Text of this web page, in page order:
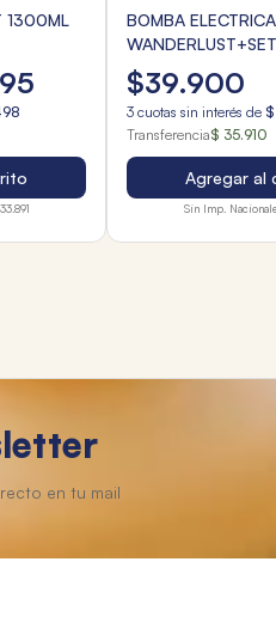
1300ML
BOMBA ELECTRICA
GUARDA ROPA AL
$39.900
3 cuotas sin interés de $
Transferencia$ 35.910
Agregar al
Sin Imp.